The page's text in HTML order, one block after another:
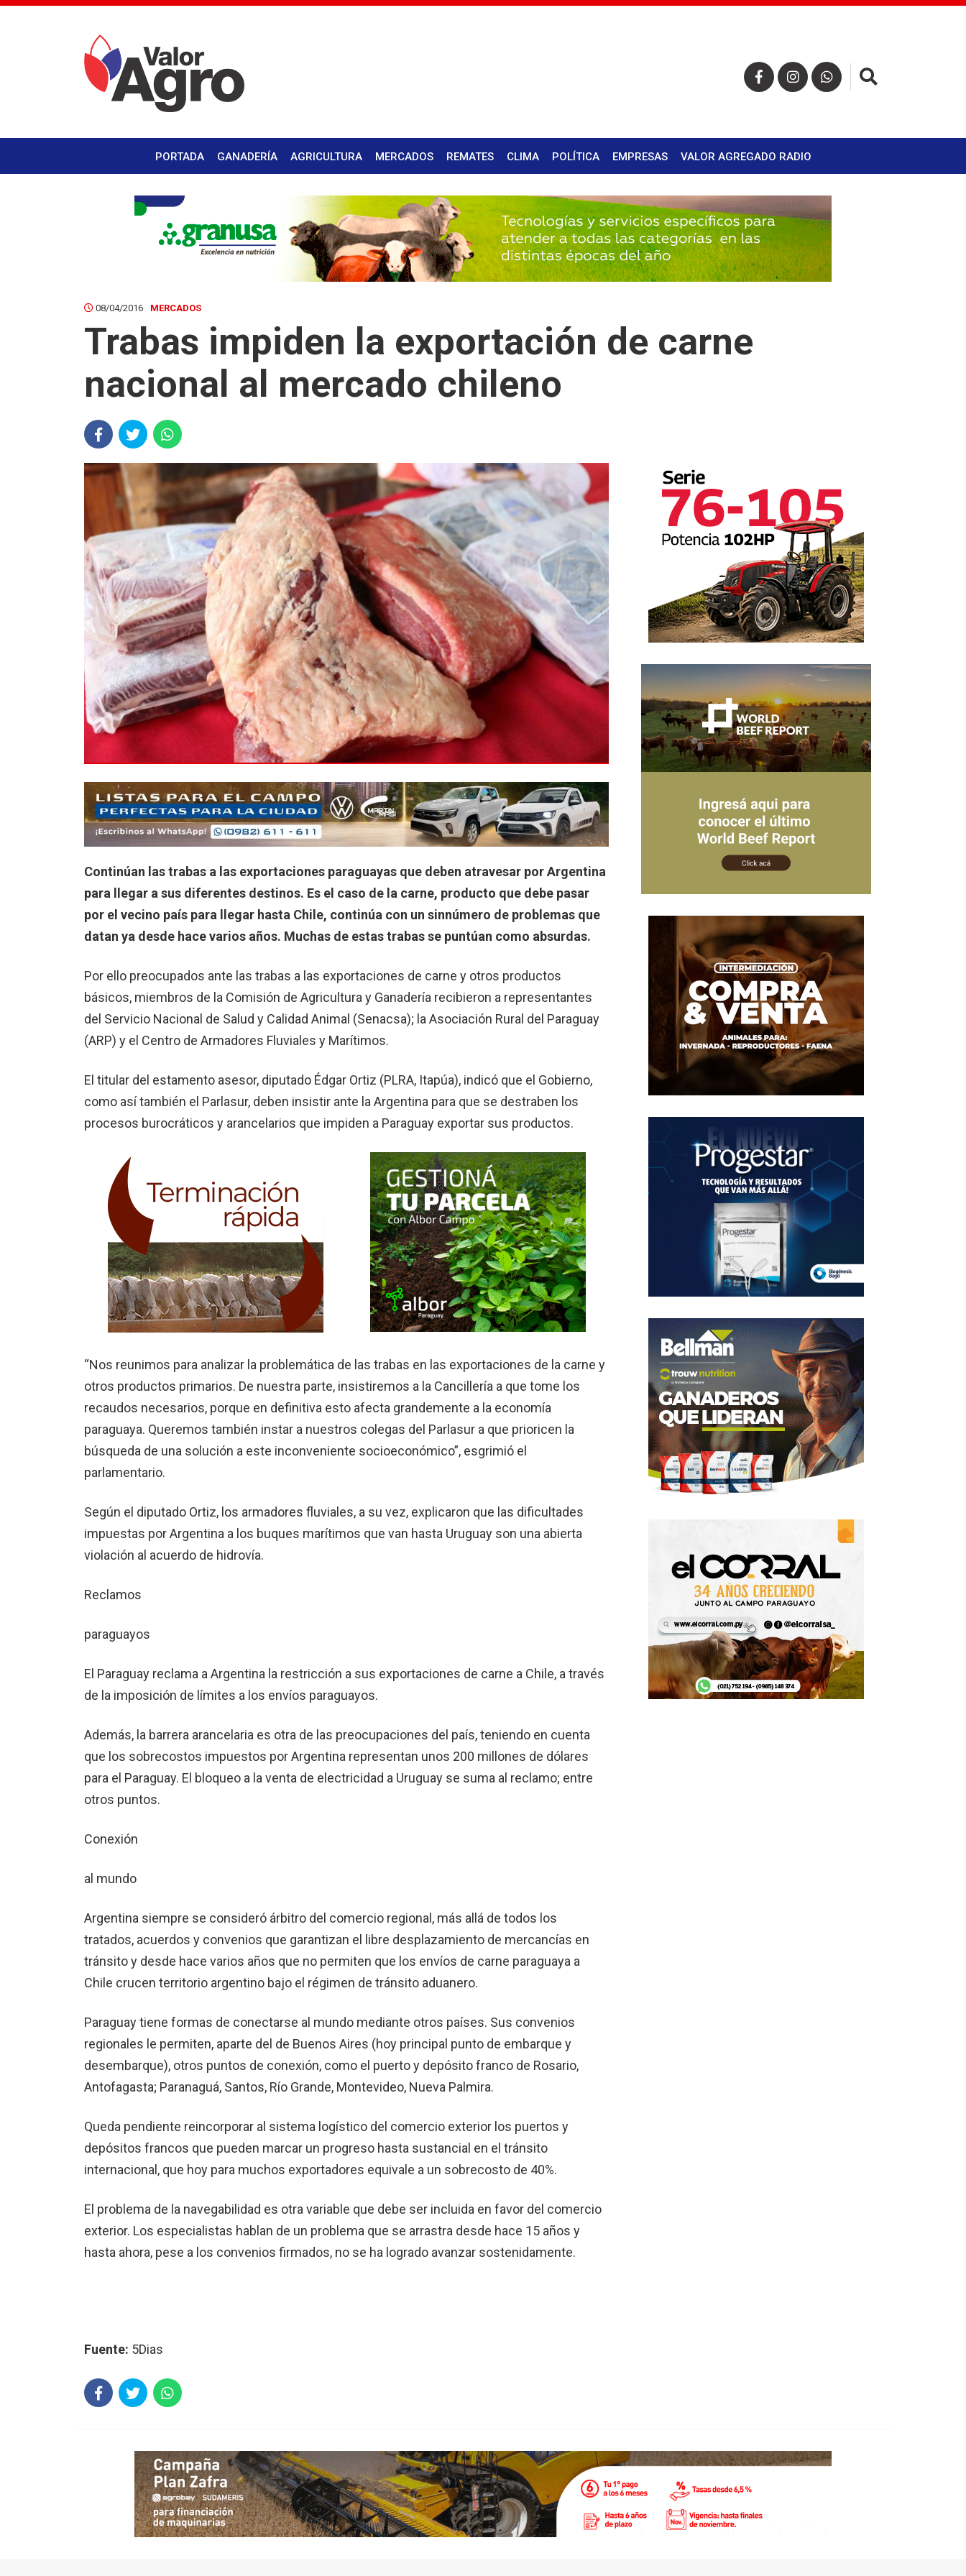
PORTADA GANADERÍA AGRICULTURA MERCADOS REMATES CLIMA POLÍTICA EMPRESAS VALOR AGREGADO RADIO
08/04/2016 MERCADOS
Trabas impiden la exportación de carne
nacional al mercado chileno
Continúan las trabas a las exportaciones paraguayas que deben atravesar por Argentina
para llegar a sus diferentes destinos. Es el caso de la carne, producto que debe pasar
por el vecino país para llegar hasta Chile, continúa con un sinnúmero de problemas que
datan ya desde hace varios años. Muchas de estas trabas se puntúan como absurdas.
Por ello preocupados ante las trabas a las exportaciones de carne y otros productos
básicos, miembros de la Comisión de Agricultura y Ganadería recibieron a representantes
del Servicio Nacional de Salud y Calidad Animal (Senacsa); la Asociación Rural del Paraguay
(ARP) y el Centro de Armadores Fluviales y Marítimos.
El titular del estamento asesor, diputado Édgar Ortiz (PLRA, Itapúa), indicó que el Gobierno,
como así también el Parlasur, deben insistir ante la Argentina para que se destraben los
procesos burocráticos y arancelarios que impiden a Paraguay exportar sus productos.
“Nos reunimos para analizar la problemática de las trabas en las exportaciones de la carne y
otros productos primarios. De nuestra parte, insistiremos a la Cancillería a que tome los
recaudos necesarios, porque en definitiva esto afecta grandemente a la economía
paraguaya. Queremos también instar a nuestros colegas del Parlasur a que prioricen la
búsqueda de una solución a este inconveniente socioeconómico”, esgrimió el
parlamentario.
Según el diputado Ortiz, los armadores fluviales, a su vez, explicaron que las dificultades
impuestas por Argentina a los buques marítimos que van hasta Uruguay son una abierta
violación al acuerdo de hidrovía.
Reclamos
paraguayos
El Paraguay reclama a Argentina la restricción a sus exportaciones de carne a Chile, a través
de la imposición de límites a los envíos paraguayos.
Además, la barrera arancelaria es otra de las preocupaciones del país, teniendo en cuenta
que los sobrecostos impuestos por Argentina representan unos 200 millones de dólares
para el Paraguay. El bloqueo a la venta de electricidad a Uruguay se suma al reclamo; entre
otros puntos.
Conexión
al mundo
Argentina siempre se consideró árbitro del comercio regional, más allá de todos los
tratados, acuerdos y convenios que garantizan el libre desplazamiento de mercancías en
tránsito y desde hace varios años que no permiten que los envíos de carne paraguaya a
Chile crucen territorio argentino bajo el régimen de tránsito aduanero.
Paraguay tiene formas de conectarse al mundo mediante otros países. Sus convenios
regionales le permiten, aparte del de Buenos Aires (hoy principal punto de embarque y
desembarque), otros puntos de conexión, como el puerto y depósito franco de Rosario,
Antofagasta; Paranaguá, Santos, Río Grande, Montevideo, Nueva Palmira.
Queda pendiente reincorporar al sistema logístico del comercio exterior los puertos y
depósitos francos que pueden marcar un progreso hasta sustancial en el tránsito
internacional, que hoy para muchos exportadores equivale a un sobrecosto de 40%.
El problema de la navegabilidad es otra variable que debe ser incluida en favor del comercio
exterior. Los especialistas hablan de un problema que se arrastra desde hace 15 años y
hasta ahora, pese a los convenios firmados, no se ha logrado avanzar sostenidamente.
Fuente: 5Dias